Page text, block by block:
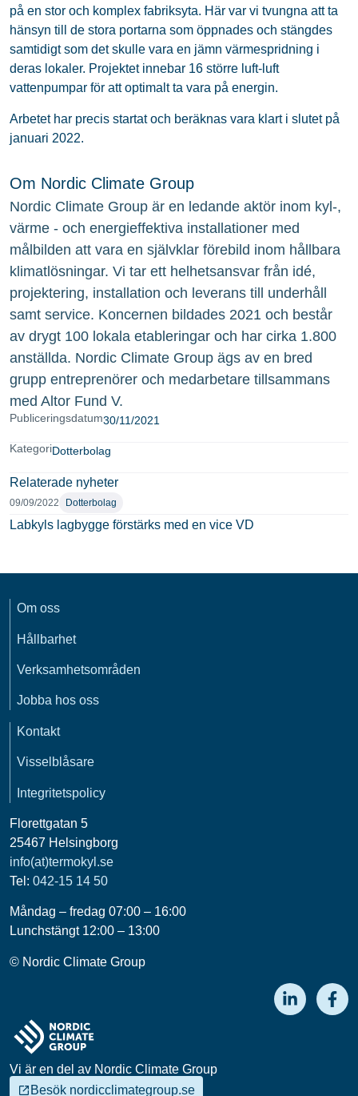
Publiceringsdatum30/11/2021
KategoriDotterbolag
Relaterade nyheter
09/09/2022 Dotterbolag
Labkyls lagbygge förstärks med en vice VD
på en stor och komplex fabriksyta. Här var vi tvungna att ta
hänsyn till de stora portarna som öppnades och stängdes
samtidigt som det skulle vara en jämn värmespridning i
deras lokaler. Projektet innebar 16 större luft-luft
vattenpumpar för att optimalt ta vara på energin.
Arbetet har precis startat och beräknas vara klart i slutet på
januari 2022.
Om Nordic Climate Group
Nordic Climate Group är en ledande aktör inom kyl-,
värme - och energieffektiva installationer med
målbilden att vara en självklar förebild inom hållbara
klimatlösningar. Vi tar ett helhetsansvar från idé,
projektering, installation och leverans till underhåll
samt service. Koncernen bildades 2021 och består
av drygt 100 lokala etableringar och har cirka 1.800
anställda. Nordic Climate Group ägs av en bred
grupp entreprenörer och medarbetare tillsammans
med Altor Fund V.
Om oss
Hållbarhet
Verksamhetsområden
Jobba hos oss
Kontakt
Visselblåsare
Integritetspolicy
Florettgatan 5
25467 Helsingborg
info(at)termokyl.se
Tel: 042-15 14 50
Måndag – fredag 07:00 – 16:00
Lunchstängt 12:00 – 13:00
© Nordic Climate Group
Vi är en del av Nordic Climate Group
Besök nordicclimategroup.se